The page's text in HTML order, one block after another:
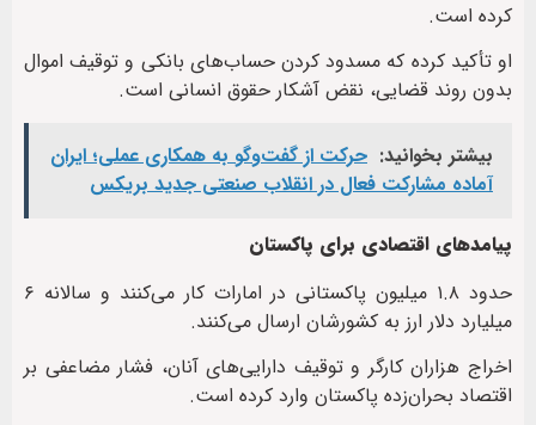
کرده است.
او تأکید کرده که مسدود کردن حساب‌های بانکی و توقیف اموال
بدون روند قضایی، نقض آشکار حقوق انسانی است.
بیشتر بخوانید: حرکت از گفت‌وگو به همکاری عملی؛ ایران
آماده مشارکت فعال در انقلاب صنعتی جدید بریکس
پیامدهای اقتصادی برای پاکستان
حدود ۱.۸ میلیون پاکستانی در امارات کار می‌کنند و سالانه ۶
میلیارد دلار ارز به کشورشان ارسال می‌کنند.
اخراج هزاران کارگر و توقیف دارایی‌های آنان، فشار مضاعفی بر
اقتصاد بحران‌زده پاکستان وارد کرده است.